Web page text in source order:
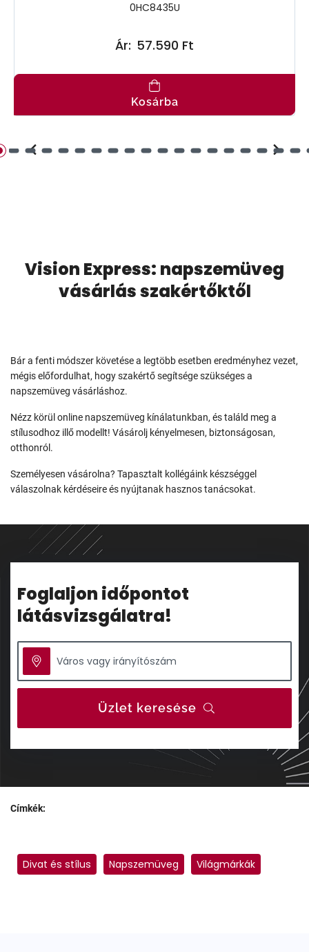
0HC8435U
Ár: 57.590 Ft
Kosárba
Vision Express: napszemüveg
vásárlás szakértőktől
Bár a fenti módszer követése a legtöbb esetben eredményhez vezet,
mégis előfordulhat, hogy szakértő segítsége szükséges a
napszemüveg vásárláshoz.
Nézz körül online napszemüveg kínálatunkban, és találd meg a
stílusodhoz illő modellt! Vásárolj kényelmesen, biztonságosan,
otthonról.
Személyesen vásárolna? Tapasztalt kollégáink készséggel
válaszolnak kérdéseire és nyújtanak hasznos tanácsokat.
Foglaljon időpontot
látásvizsgálatra!
Üzlet keresése
Címkék:
Divat és stílus Napszemüveg Világmárkák